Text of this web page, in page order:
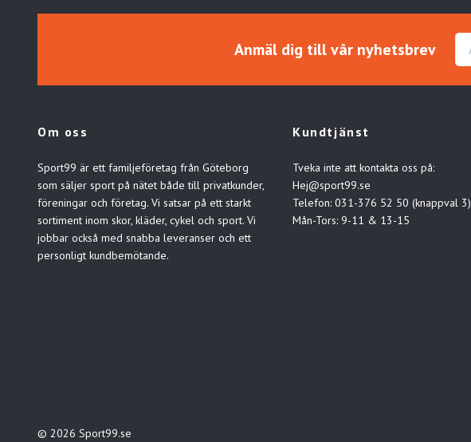
Anmäl dig till vår nyhetsbrev
Om oss
Sport99 är ett familjeföretag från Göteborg
som säljer sport på nätet både till privatkunder,
föreningar och företag. Vi satsar på ett starkt
sortiment inom skor, kläder, cykel och sport. Vi
jobbar också med snabba leveranser och ett
personligt kundbemötande.
Kundtjänst
Tveka inte att kontakta oss på:
Hej@sport99.se
Telefon: 031-376 52 50 (knappval 3)
Mån-Tors: 9-11 & 13-15
© 2026 Sport99.se